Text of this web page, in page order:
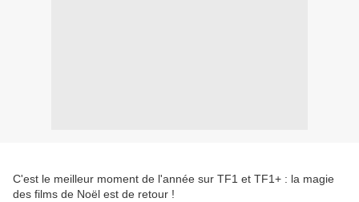
C'est le meilleur moment de l'année sur TF1 et TF1+ : la magie
des films de Noël est de retour !